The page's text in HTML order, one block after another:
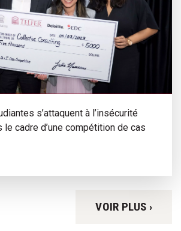
s’attaquent à l’insécurité
le cadre d’une compétition de cas
VOIR PLUS ›